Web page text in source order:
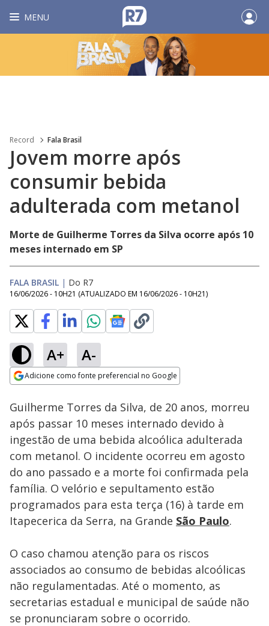
MENU
Record Fala Brasil
Jovem morre após
consumir bebida
adulterada com metanol
Morte de Guilherme Torres da Silva ocorre após 10
meses internado em SP
FALA BRASIL | Do R7
16/06/2026 - 10H21 (ATUALIZADO EM 16/06/2026 - 10H21)
A+ A-
Adicione como fonte preferencial no Google
Ativar
93.26%
Guilherme Torres da Silva, de 20 anos, morreu
após passar 10 meses internado devido à
ingestão de uma bebida alcoólica adulterada
com metanol. O incidente ocorreu em agosto
do ano passado e a morte foi confirmada pela
família. O velório e sepultamento estão
programados para esta terça (16) à tarde em
Itapecerica da Serra, na Grande São Paulo.
O caso chamou atenção para os riscos
associados ao consumo de bebidas alcoólicas
não regulamentadas. Até o momento, as
secretarias estadual e municipal de saúde não
se pronunciaram sobre o ocorrido.